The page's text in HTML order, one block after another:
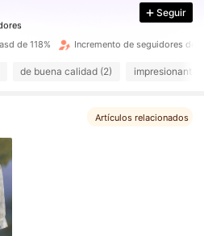
1 día
Seguir
de 118% Incremento de seguidores de
de buena calidad (2) impresionante
Artículos relacionados